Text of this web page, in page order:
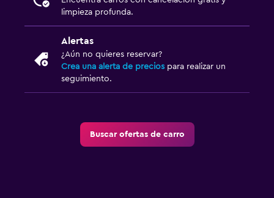
limpieza profunda.
Alertas
¿Aún no quieres reservar?
Crea una alerta de precios para realizar un
seguimiento.
Buscar ofertas de carro